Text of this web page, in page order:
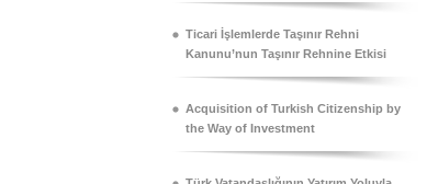
Ticari İşlemlerde Taşınır Rehni
Kanunu’nun Taşınır Rehnine Etkisi
Acquisition of Turkish Citizenship by
the Way of Investment